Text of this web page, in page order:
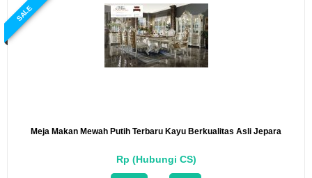
SALE
Meja Makan Mewah Putih Terbaru Kayu Berkualitas Asli Jepara
Rp (Hubungi CS)